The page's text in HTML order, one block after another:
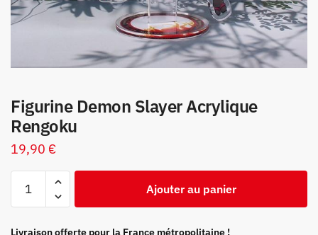
Figurine Demon Slayer Acrylique
Rengoku
19,90 €
Demon
Ajouter au panier
Livraison offerte pour la France métropolitaine !